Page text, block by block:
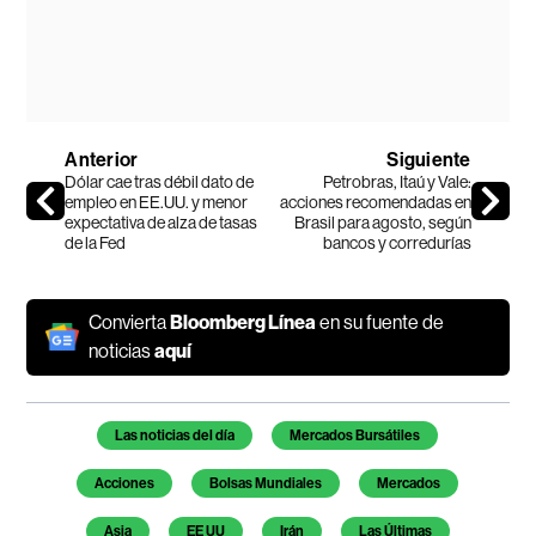
Anterior
Dólar cae tras débil dato de
empleo en EE.UU. y menor
expectativa de alza de tasas
de la Fed
Siguiente
Petrobras, Itaú y Vale:
acciones recomendadas en
Brasil para agosto, según
bancos y corredurías
ConviertaBloomberg Línea en su fuente de
noticiasaquí
Temas de este artículo
Las noticias del día Mercados Bursátiles
Acciones Bolsas Mundiales Mercados
Asia EE UU Irán Las Últimas